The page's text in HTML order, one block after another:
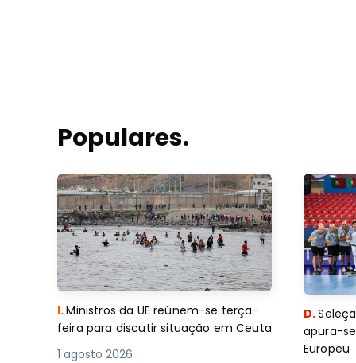
Populares.
I.Ministros da UE reúnem-se terça-
feira para discutir situação em Ceuta
1 agosto 2026
D.
apura-
Europeu